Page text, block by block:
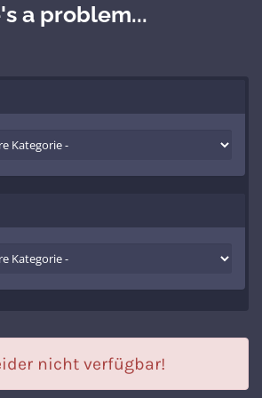
a problem...
nicht verfügbar!